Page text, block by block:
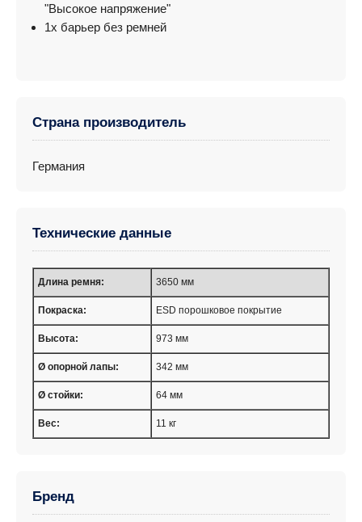
"Высокое напряжение"
1x барьер без ремней
Страна производитель
Германия
Технические данные
Длина ремня: 3650 мм
Покраска: ESD порошковое покрытие
Высота: 973 мм
Ø опорной лапы: 342 мм
Ø стойки: 64 мм
Вес: 11 кг
Бренд